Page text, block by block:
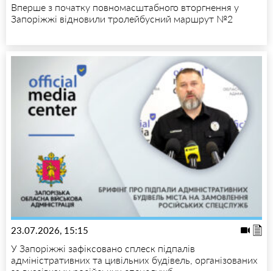
Вперше з початку повномасштабного вторгнення у
Запоріжжі відновили тролейбусний маршрут №2
23.07.2026, 15:15
У Запоріжжі зафіксовано сплеск підпалів
адміністративних та цивільних будівель, організованих